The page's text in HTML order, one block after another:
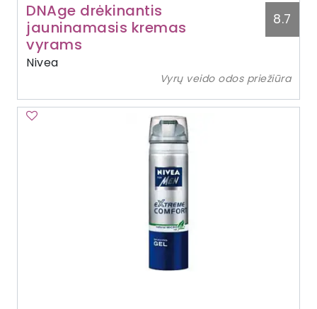
DNAge drėkinantis
jauninamasis kremas
vyrams
Nivea
8.7
Vyrų veido odos priežiūra